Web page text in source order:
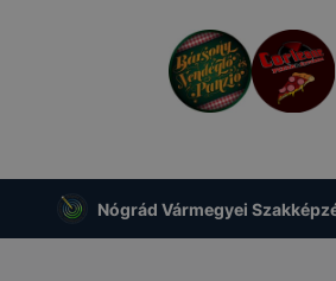
Nógrád Vármegyei